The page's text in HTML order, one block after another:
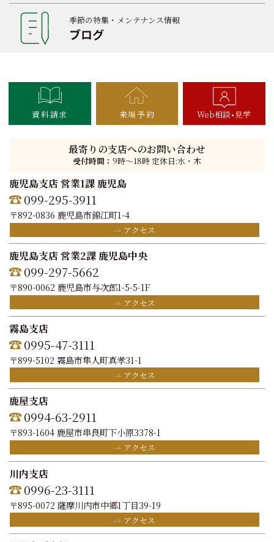
季節の特集・メンテナンス情報
ブログ
資料請求 来場予約 Web相談 見学
最寄りの支店へのお問い合わせ
受付時間： 9時〜18時 定休日:水・木
鹿児島支店 営業1課 鹿児島
099-295-3911
〒892-0836 鹿児島市錦江町1-4
アクセス
鹿児島支店 営業2課 鹿児島中央
099-297-5662
〒890-0062 鹿児島市与次郎1-5-5-1F
アクセス
霧島支店
0995-47-3111
〒899-5102 霧島市隼人町真孝31-1
アクセス
鹿屋支店
0994-63-2911
〒893-1604 鹿屋市串良町下小原3378-1
アクセス
川内支店
0996-23-3111
〒895-0072 薩摩川内市中郷1丁目39-19
アクセス